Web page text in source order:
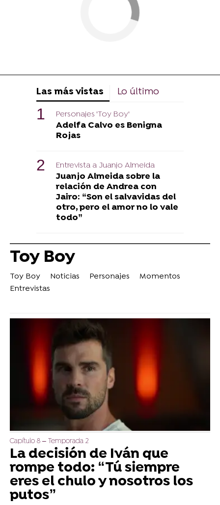
Las más vistas Lo último
Personajes 'Toy Boy'
Adelfa Calvo es Benigna
Rojas
Entrevista a Juanjo Almeida
Juanjo Almeida sobre la
relación de Andrea con
Jairo: “Son el salvavidas del
otro, pero el amor no lo vale
todo”
Toy Boy
Toy Boy Noticias Personajes
Momentos
Entrevistas
Capítulo 8 – Temporada 2
La decisión de Iván que
rompe todo: “Tú siempre
eres el chulo y nosotros los
putos”